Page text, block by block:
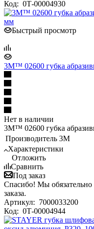
Код: 0Т-00004930
Быстрый просмотр
3M™ 02600 губка
Нет в наличии
3M™ 02600 губка
Производитель 3M
Характеристики
Отложить
Сравнить
Под заказ
Спасибо! Мы
заказа.
Артикул: 7000033200
Код: 0Т-00004944